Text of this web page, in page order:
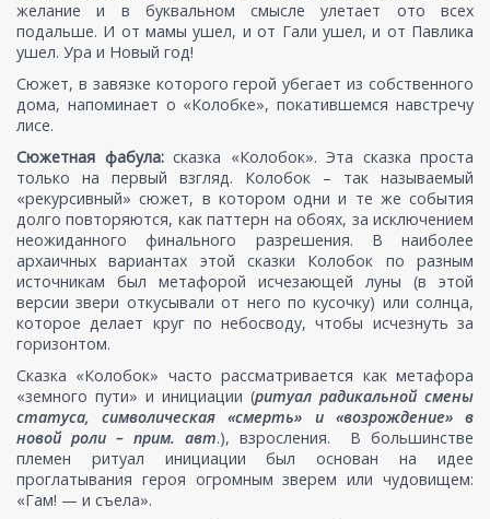
желание и в буквальном смысле улетает ото всех
подальше. И от мамы ушел, и от Гали ушел, и от Павлика
ушел. Ура и Новый год!
Сюжет, в завязке которого герой убегает из собственного
дома, напоминает о «Колобке», покатившемся навстречу
лисе.
Сюжетная фабула:сказка «Колобок». Эта сказка проста
только на первый взгляд. Колобок – так называемый
«рекурсивный» сюжет, в котором одни и те же события
долго повторяются, как паттерн на обоях, за исключением
неожиданного финального разрешения. В наиболее
архаичных вариантах этой сказки Колобок по разным
источникам был метафорой исчезающей луны (в этой
версии звери откусывали от него по кусочку) или солнца,
которое делает круг по небосводу, чтобы исчезнуть за
горизонтом.
Сказка «Колобок» часто рассматривается как метафора
«земного пути» и инициации (ритуал радикальной смены
статуса, символическая «смерть» и «возрождение» в
новой роли – прим. авт.), взросления. В большинстве
племен ритуал инициации был основан на идее
проглатывания героя огромным зверем или чудовищем:
«Гам! — и съела».